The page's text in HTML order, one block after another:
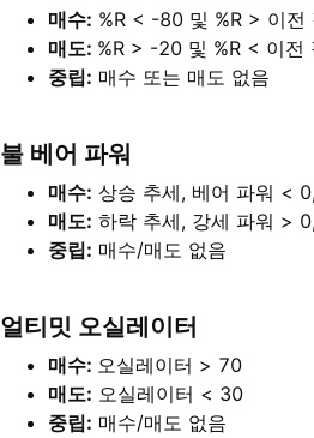
매수: %R < -80 및 %R > 이전
매도: %R > -20 및 %R < 이전
중립: 매수 또는 매도 없음
불 베어 파워
매수: 상승 추세, 베어 파워 <
매도: 하락 추세, 강세 파워 >
중립: 매수/매도 없음
얼티밋 오실레이터
매수: 오실레이터 > 70
매도: 오실레이터 < 30
중립: 매수/매도 없음